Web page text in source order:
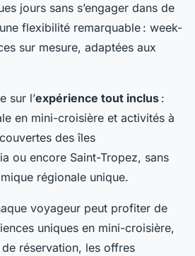
jours sans s’engager dans de
flexibilité remarquable : week-
sur mesure, adaptées aux
sur l’expérience tout inclus :
en mini-croisière et activités à
des îles
ou encore Saint-Tropez, sans
régionale unique.
voyageur peut profiter de
uniques en mini-croisière,
réservation, les offres